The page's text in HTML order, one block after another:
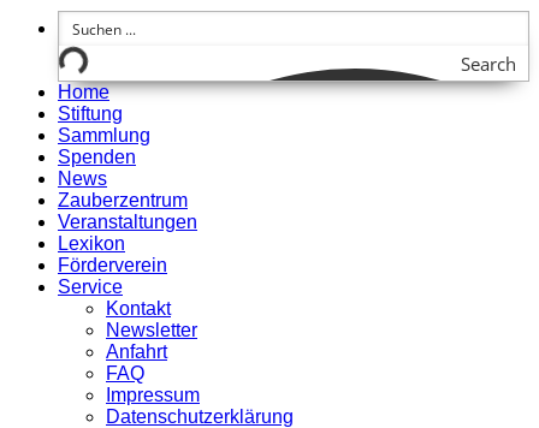
Search
Home
Stiftung
Sammlung
Spenden
News
Zauberzentrum
Veranstaltungen
Lexikon
Förderverein
Service
Kontakt
Newsletter
Anfahrt
FAQ
Impressum
Datenschutzerklärung